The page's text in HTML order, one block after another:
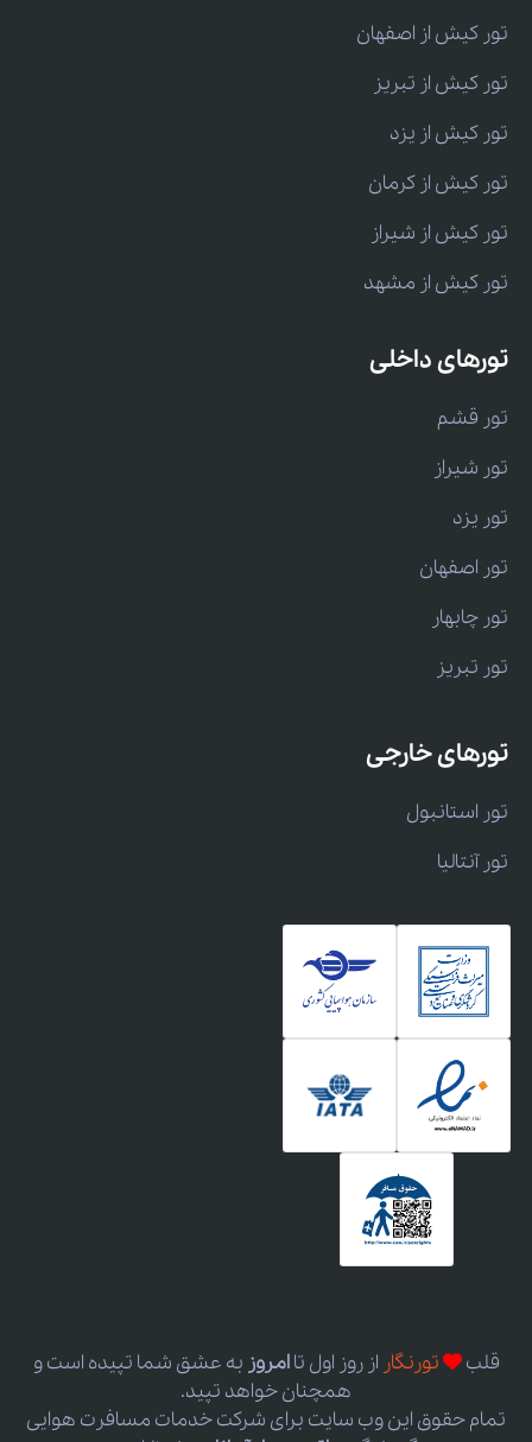
تور کیش از اصفهان
تور کیش از تبریز
تور کیش از یزد
تور کیش از کرمان
تور کیش از شیراز
تور کیش از مشهد
تورهای داخلی
تور قشم
تور شیراز
تور یزد
تور اصفهان
تور چابهار
تور تبریز
تورهای خارجی
تور استانبول
تور آنتالیا
قلب تورنگار از روز اول تاامروز به عشق شما تپیده است و
همچنان خواهد تپید.
تمام حقوق این وب سایت برای شرکت خدمات مسافرت هوایی